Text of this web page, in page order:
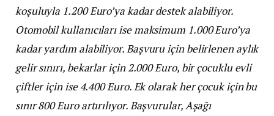
koşuluyla 1.200 Euro’ya kadar destek alabiliyor.
Otomobil kullanıcıları ise maksimum 1.000 Euro’ya
kadar yardım alabiliyor. Başvuru için belirlenen aylık
gelir sınırı, bekarlar için 2.000 Euro, bir çocuklu evli
çiftler için ise 4.400 Euro. Ek olarak her çocuk için bu
sınır 800 Euro artırılıyor. Başvurular, Aşağı